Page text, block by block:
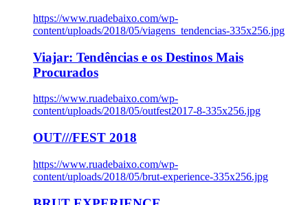
https://www.ruadebaixo.com/wp-
content/uploads/2018/05/viagens_tendencias-335x256.jpg
Viajar: Tendências e os Destinos Mais
Procurados
https://www.ruadebaixo.com/wp-
content/uploads/2018/05/outfest2017-8-335x256.jpg
OUT///FEST 2018
https://www.ruadebaixo.com/wp-
content/uploads/2018/05/brut-experience-335x256.jpg